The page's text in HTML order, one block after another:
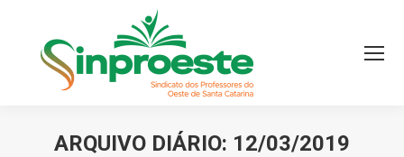
ARQUIVO DIÁRIO: 12/03/2019